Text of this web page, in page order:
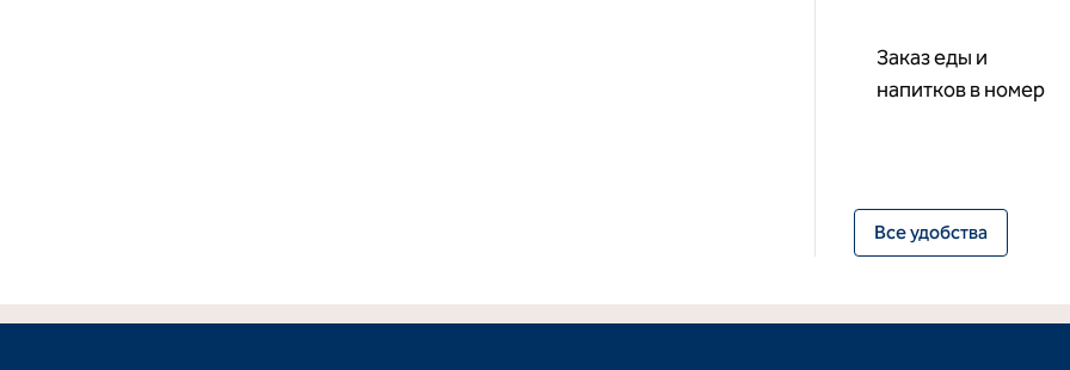
Заказ еды и
напитков в номер
Все удобства